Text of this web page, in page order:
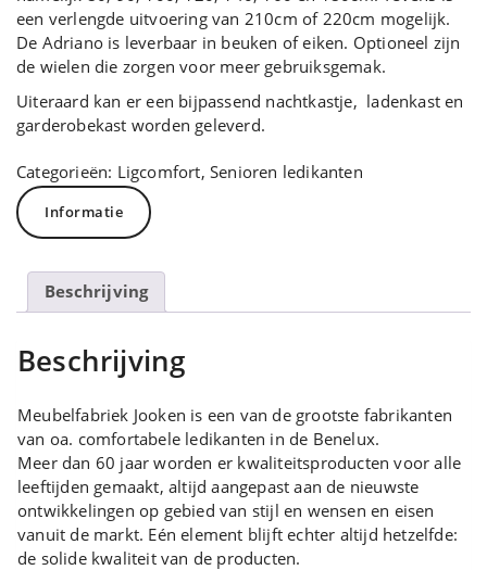
een verlengde uitvoering van 210cm of 220cm mogelijk.
De Adriano is leverbaar in beuken of eiken. Optioneel zijn
de wielen die zorgen voor meer gebruiksgemak.
Uiteraard kan er een bijpassend nachtkastje, ladenkast en
garderobekast worden geleverd.
Categorieën: Ligcomfort,Senioren ledikanten
Informatie
Beschrijving
Beschrijving
Meubelfabriek Jooken is een van de grootste fabrikanten
van oa. comfortabele ledikanten in de Benelux.
Meer dan 60 jaar worden er kwaliteitsproducten voor alle
leeftijden gemaakt, altijd aangepast aan de nieuwste
ontwikkelingen op gebied van stijl en wensen en eisen
vanuit de markt. Eén element blijft echter altijd hetzelfde:
de solide kwaliteit van de producten.